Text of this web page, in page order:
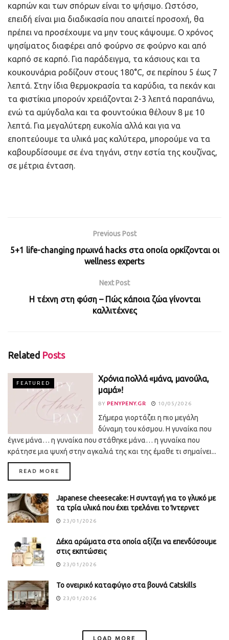
καρπών και των σπόρων είναι το ψήσιμο. Ωστόσο,
επειδή είναι μια διαδικασία που απαιτεί προσοχή, θα
πρέπει να προσέχουμε να μην τους κάψουμε. Ο χρόνος
ψησίματος διαφέρει από φούρνο σε φούρνο και από
καρπό σε καρπό. Για παράδειγμα, τα κάσιους και τα
κουκουνάρια ροδίζουν στους 180°C, σε περίπου 5 έως 7
λεπτά. Στην ίδια θερμοκρασία τα καρύδια, τα πεκάν και
τα φιστίκια μπορούν χρειάζονται 2-3 λεπτά παραπάνω,
ενώ τα αμύγδαλα και τα φουντούκια θέλουν 8 με 10
λεπτά. Για μεγαλύτερη ευκολία αλλά και για να
εποπτεύουμε τα υλικά μας καλύτερα, μπορούμε να τα
καβουρδίσουμε σε ένα τηγάνι, στην εστία της κουζίνας,
σε μέτρια ένταση.
Previous Post
5+1 life-changing πρωινά hacks στα οποία ορκίζονται οι
wellness experts
Next Post
Η τέχνη στη φύση – Πώς κάποια ζώα γίνονται
καλλιτέχνες
Related Posts
FEATURED
Χρόνια πολλά «μάνα, μανούλα,
μαμά»!
BY PENYPENY.GR 10/05/2026
Σήμερα γιορτάζει η πιο μεγάλη
δύναμη του κόσμου. Η γυναίκα που
έγινε μάνα… η γυναίκα που στάθηκε μάνα… η γυναίκα που
κράτησε μια ψυχή στην αγκαλιά της και της έμαθε τι σημαίνει...
READ MORE
Japanese cheesecake: Η συνταγή για το γλυκό με
τα τρία υλικά που έχει τρελάνει το Ίντερνετ
23/01/2026
Δέκα αρώματα στα οποία αξίζει να επενδύσουμε
στις εκπτώσεις
23/01/2026
Το ονειρικό καταφύγιο στα βουνά Catskills
23/01/2026
LOAD MORE